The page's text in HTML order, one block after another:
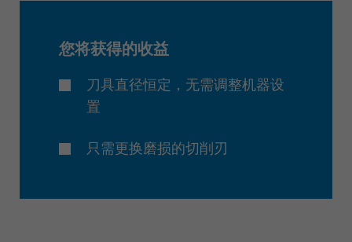
您将获得的收益
刀具直径恒定，无需调整机器设
置
只需更换磨损的切削刃